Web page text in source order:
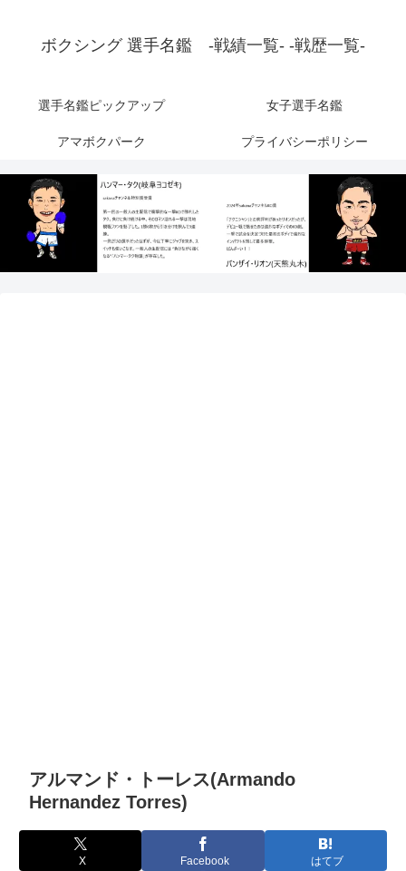
ボクシング 選手名鑑 -戦績一覧- -戦歴一覧-
選手名鑑ピックアップ 女子選手名鑑
アマボクパーク プライバシーポリシー
アルマンド・トーレス(Armando
Hernandez Torres)
X Facebook はてブ